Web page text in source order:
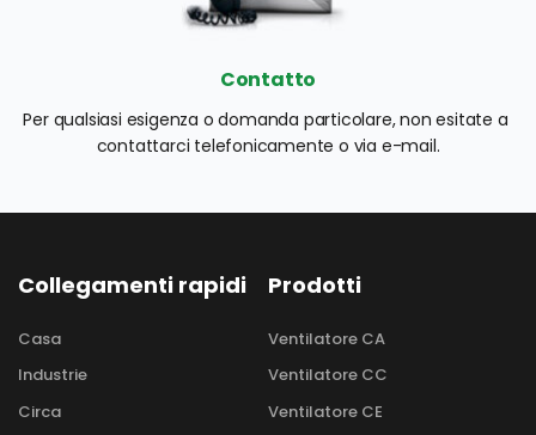
Contatto
Per qualsiasi esigenza o domanda particolare, non esitate a
contattarci telefonicamente o via e-mail.
Collegamenti rapidi
Casa
Industrie
Circa
Prodotti
Ventilatore CA
Ventilatore CC
Ventilatore CE